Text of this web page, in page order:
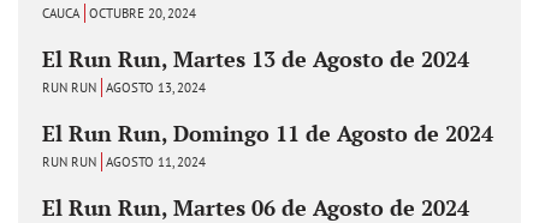
CAUCA OCTUBRE 20, 2024
El Run Run, Martes 13 de Agosto de 2024
RUN RUN AGOSTO 13, 2024
El Run Run, Domingo 11 de Agosto de 2024
RUN RUN AGOSTO 11, 2024
El Run Run, Martes 06 de Agosto de 2024